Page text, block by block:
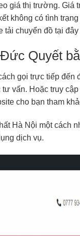
giá thị trường. Giá
không có tình
tải chuyển đồ tại
Quyết
gọi trực tiếp
vấn. Hoặc truy
cho bạn tham
Hà Nội một cách
dịch vụ.